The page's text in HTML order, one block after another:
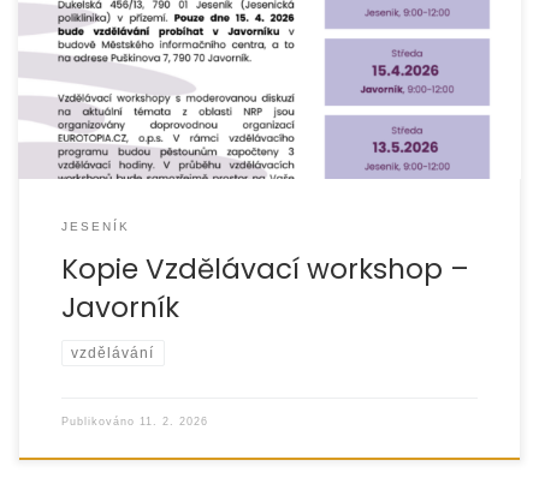
JESENÍK
Kopie Vzdělávací workshop –
Javorník
vzdělávání
Publikováno 11. 2. 2026